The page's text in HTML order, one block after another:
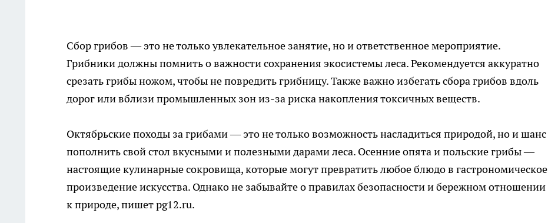
Сбор грибов — это не только увлекательное занятие, но и ответственное мероприятие.
Грибники должны помнить о важности сохранения экосистемы леса. Рекомендуется аккуратно
срезать грибы ножом, чтобы не повредить грибницу. Также важно избегать сбора грибов вдоль
дорог или вблизи промышленных зон из-за риска накопления токсичных веществ.
Октябрьские походы за грибами — это не только возможность насладиться природой, но и шанс
пополнить свой стол вкусными и полезными дарами леса. Осенние опята и польские грибы —
настоящие кулинарные сокровища, которые могут превратить любое блюдо в гастрономическое
произведение искусства. Однако не забывайте о правилах безопасности и бережном отношении
к природе, пишет pg12.ru.